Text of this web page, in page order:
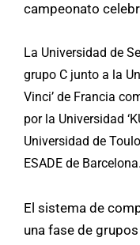
campeonato
La Universidad de
grupo C junto a la
Vinci’ de Francia
por la Universidad
Universidad de
ESADE de Barcelona.
El sistema de
una fase de